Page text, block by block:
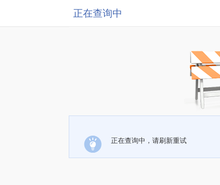
正在查询中
正在查询中，请刷新重试